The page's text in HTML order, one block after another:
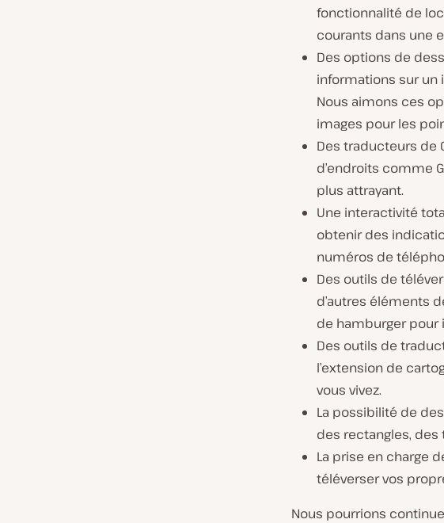
fonctionnalité de
courants dans une
Des options de
informations sur un
Nous aimons ces
images pour les
Des traducteurs de
d’endroits comme
plus attrayant.
Une interactivité
obtenir des
numéros de
Des outils de
d’autres éléments
de hamburger pour
Des outils de
l’extension de
vous vivez.
La possibilité de
des rectangles, des
La prise en charge
téléverser vos
Nous pourrions